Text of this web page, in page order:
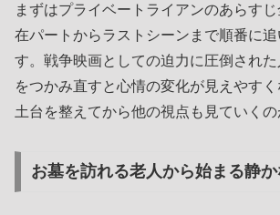
まずはプライベートライアンのあらす
在パートからラストシーンまで順番に追
す。戦争映画としての迫力に圧倒され
をつかみ直すと心情の変化が見えやす
土台を整えてから他の視点も見ていくの
お墓を訪れる老人から始まる静